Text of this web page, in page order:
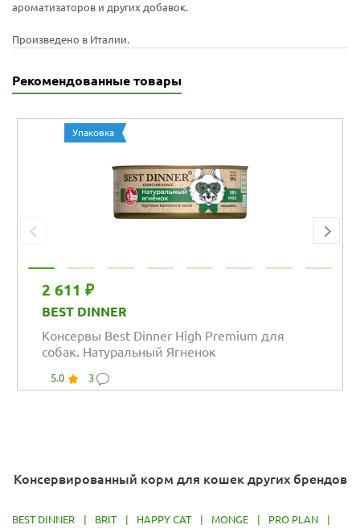
ароматизаторов и других добавок.
Произведено в Италии.
Рекомендованные товары
Упаковка
2 611 ₽
BEST DINNER
Консервы Best Dinner High Premium для
собак. Натуральный Ягненок
5.0 3
Консервированный корм для кошек других брендов
BEST DINNER BRIT HAPPY CAT MONGE PRO PLAN